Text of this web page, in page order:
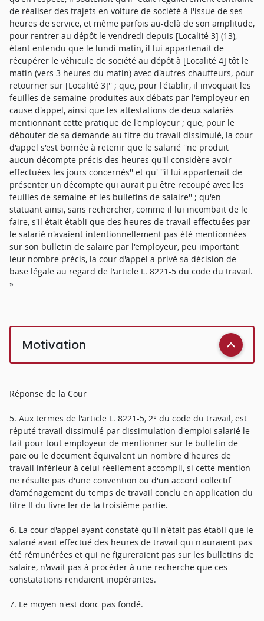
de réaliser des trajets en voiture de société à l'issue de ses
heures de service, et même parfois au-delà de son amplitude,
pour rentrer au dépôt le vendredi depuis [Localité 3] (13),
étant entendu que le lundi matin, il lui appartenait de
récupérer le véhicule de société au dépôt à [Localité 4] tôt le
matin (vers 3 heures du matin) avec d'autres chauffeurs, pour
retourner sur [Localité 3]'' ; que, pour l'établir, il invoquait les
feuilles de semaine produites aux débats par l'employeur en
cause d'appel, ainsi que les attestations de deux salariés
mentionnant cette pratique de l'employeur ; que, pour le
débouter de sa demande au titre du travail dissimulé, la cour
d'appel s'est bornée à retenir que le salarié ''ne produit
aucun décompte précis des heures qu'il considère avoir
effectuées les jours concernés'' et qu' ''il lui appartenait de
présenter un décompte qui aurait pu être recoupé avec les
feuilles de semaine et les bulletins de salaire'' ; qu'en
statuant ainsi, sans rechercher, comme il lui incombait de le
faire, s'il était établi que des heures de travail effectuées par
le salarié n'avaient intentionnellement pas été mentionnées
sur son bulletin de salaire par l'employeur, peu important
leur nombre précis, la cour d'appel a privé sa décision de
base légale au regard de l'article L. 8221-5 du code du travail.
»
Motivation
Réponse de la Cour
5. Aux termes de l'article L. 8221-5, 2° du code du travail, est
réputé travail dissimulé par dissimulation d'emploi salarié le
fait pour tout employeur de mentionner sur le bulletin de
paie ou le document équivalent un nombre d'heures de
travail inférieur à celui réellement accompli, si cette mention
ne résulte pas d'une convention ou d'un accord collectif
d'aménagement du temps de travail conclu en application du
titre II du livre Ier de la troisième partie.
6. La cour d'appel ayant constaté qu'il n'était pas établi que le
salarié avait effectué des heures de travail qui n'auraient pas
été rémunérées et qui ne figureraient pas sur les bulletins de
salaire, n'avait pas à procéder à une recherche que ces
constatations rendaient inopérantes.
7. Le moyen n'est donc pas fondé.